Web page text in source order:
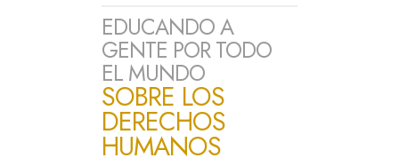
EDUCANDO A
GENTE POR TODO
EL MUNDO
SOBRE LOS
DERECHOS
HUMANOS